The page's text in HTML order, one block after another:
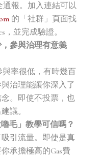
報。加入連結可以
的「社群」頁面找
並完成驗證。
參與治理有意義
率很低，有時幾百
治理能讓你深入了
。即使不投票，也
議。
毛」教學可信嗎？
引流量。即使是真
承擔極高的Gas費